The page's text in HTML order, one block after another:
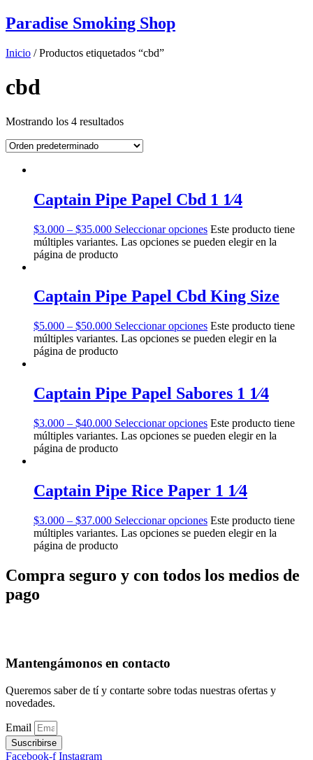
Paradise Smoking Shop
Inicio / Productos etiquetados “cbd”
cbd
Mostrando los 4 resultados
Captain Pipe Papel Cbd 1 1⁄4
$3.000 – $35.000 Seleccionar opciones Este producto tiene
múltiples variantes. Las opciones se pueden elegir en la
página de producto
Captain Pipe Papel Cbd King Size
$5.000 – $50.000 Seleccionar opciones Este producto tiene
múltiples variantes. Las opciones se pueden elegir en la
página de producto
Captain Pipe Papel Sabores 1 1⁄4
$3.000 – $40.000 Seleccionar opciones Este producto tiene
múltiples variantes. Las opciones se pueden elegir en la
página de producto
Captain Pipe Rice Paper 1 1⁄4
$3.000 – $37.000 Seleccionar opciones Este producto tiene
múltiples variantes. Las opciones se pueden elegir en la
página de producto
Compra seguro y con todos los medios de
pago
Mantengámonos en contacto
Queremos saber de tí y contarte sobre todas nuestras ofertas y
novedades.
Email
Suscribirse
Facebook-f Instagram